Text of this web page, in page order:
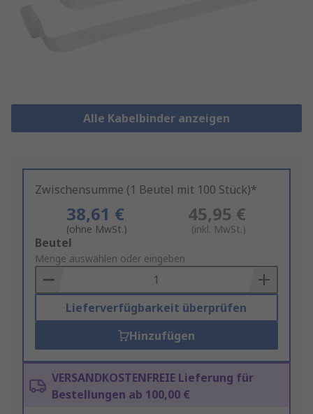
Alle Kabelbinder anzeigen
Zwischensumme (1 Beutel mit 100 Stück)*
38,61 €
(ohne MwSt.)
45,95 €
(inkl. MwSt.)
Add
to
Basket
Beutel
Menge auswählen oder eingeben
Lieferverfügbarkeit überprüfen
Hinzufügen
VERSANDKOSTENFREIE Lieferung für
Bestellungen ab 100,00 €